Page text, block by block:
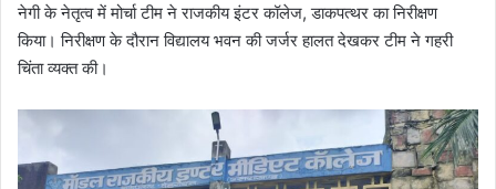
नेगी के नेतृत्व में मोर्चा टीम ने राजकीय इंटर कॉलेज, डाकपत्थर का निरीक्षण
किया। निरीक्षण के दौरान विद्यालय भवन की जर्जर हालत देखकर टीम ने गहरी
चिंता व्यक्त की।